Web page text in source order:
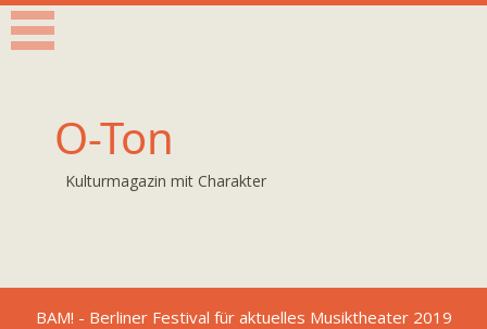
O-Ton
Kulturmagazin mit Charakter
BAM! - Berliner Festival für aktuelles Musiktheater 2019